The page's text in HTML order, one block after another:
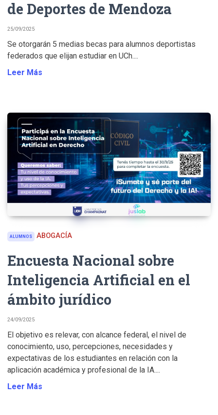
de Deportes de Mendoza
25/09/2025
Se otorgarán 5 medias becas para alumnos deportistas
federados que elijan estudiar en UCh....
Leer Más
ALUMNOS ABOGACÍA
Encuesta Nacional sobre
Inteligencia Artificial en el
ámbito jurídico
24/09/2025
El objetivo es relevar, con alcance federal, el nivel de
conocimiento, uso, percepciones, necesidades y
expectativas de los estudiantes en relación con la
aplicación académica y profesional de la IA....
Leer Más